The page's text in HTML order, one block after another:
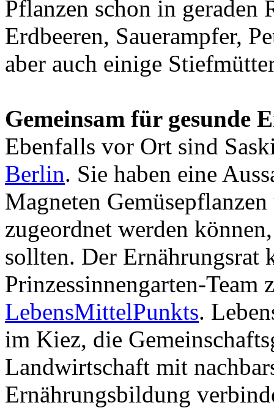
Pflanzen schon in geraden
Erdbeeren, Sauerampfer,
aber auch einige
Gemeinsam für gesunde
Ebenfalls vor Ort sind
Berlin. Sie haben eine
Magneten
zugeordnet werden
sollten. Der Ernährungsrat
Prinzessinnengarten-Team
LebensMittelPunkts.
im Kiez, die
Landwirtschaft mit
Ernährungsbildung